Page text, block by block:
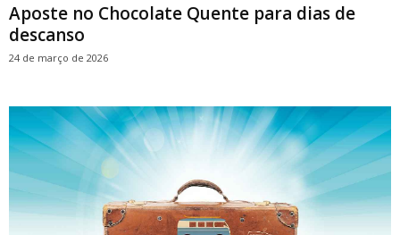
Aposte no Chocolate Quente para dias de
descanso
24 de março de 2026